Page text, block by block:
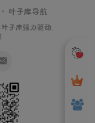
叶子库导航
叶子库强力驱动.